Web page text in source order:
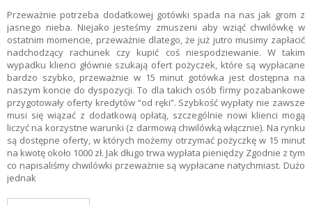
Przeważnie potrzeba dodatkowej gotówki spada na nas jak grom z
jasnego nieba. Niejako jesteśmy zmuszeni aby wziąć chwilówkę w
ostatnim momencie, przeważnie dlatego, że już jutro musimy zapłacić
nadchodzący rachunek czy kupić coś niespodziewanie. W takim
wypadku klienci głównie szukają ofert pożyczek, które są wypłacane
bardzo szybko, przeważnie w 15 minut gotówka jest dostępna na
naszym koncie do dyspozycji. To dla takich osób firmy pozabankowe
przygotowały oferty kredytów “od ręki”. Szybkość wypłaty nie zawsze
musi się wiązać z dodatkową opłatą, szczególnie nowi klienci mogą
liczyć na korzystne warunki (z darmową chwilówką włącznie). Na rynku
są dostępne oferty, w których możemy otrzymać pożyczkę w 15 minut
na kwotę około 1000 zł. Jak długo trwa wypłata pieniędzy Zgodnie z tym
co napisaliśmy chwilówki przeważnie są wypłacane natychmiast. Dużo
jednak